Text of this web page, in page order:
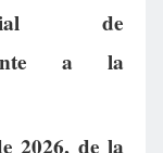
de
a la
2026, de la